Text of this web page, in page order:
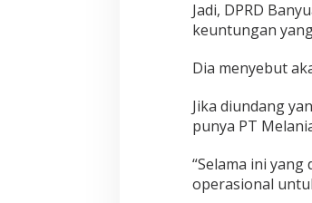
Jadi, DPRD
keuntungan
Dia menyebut
Jika diundang
punya PT
“Selama ini
operasional